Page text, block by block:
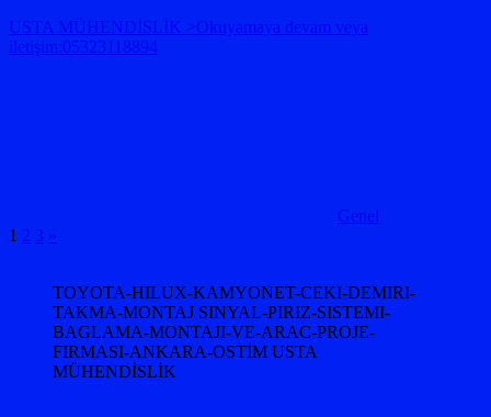
USTA MÜHENDİSLİK >Okuyamaya devam veya
iletişim:05323118894
Genel
Yazı
1 2 3 Sonraki
»
TOYOTA-HILUX-KAMYONET-CEKI-DEMIRI-
TAKMA-MONTAJ SINYAL-PIRIZ-SISTEMI-
BAGLAMA-MONTAJI-VE-ARAC-PROJE-
FIRMASI-ANKARA-OSTİM USTA
MÜHENDİSLİK